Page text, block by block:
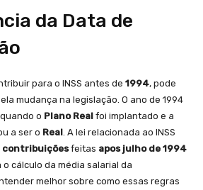
da Data de
para o INSS antes de 1994, pode
mudança na legislação. O ano de 1994
o Plano Real foi implantado e a
a ser o Real. A lei relacionada ao INSS
contribuiçõesfeitas apos julho de 1994
cálculo da média salarial da
melhor sobre como essas regras